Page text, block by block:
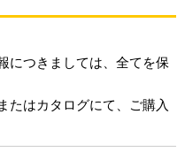
につきましては、全てを保
たはカタログにて、ご購入